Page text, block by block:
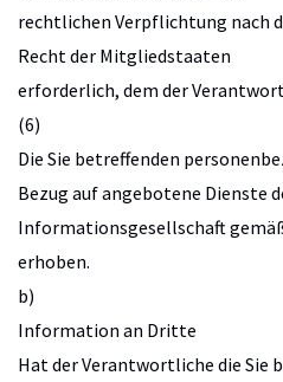
rechtlichen Verpflichtung nach
Recht der Mitgliedstaaten
erforderlich, dem der
(6)
Die Sie betreffenden
Bezug auf angebotene Dienste
Informationsgesellschaft gemäß
erhoben.
b)
Information an Dritte
Hat der Verantwortliche die Sie